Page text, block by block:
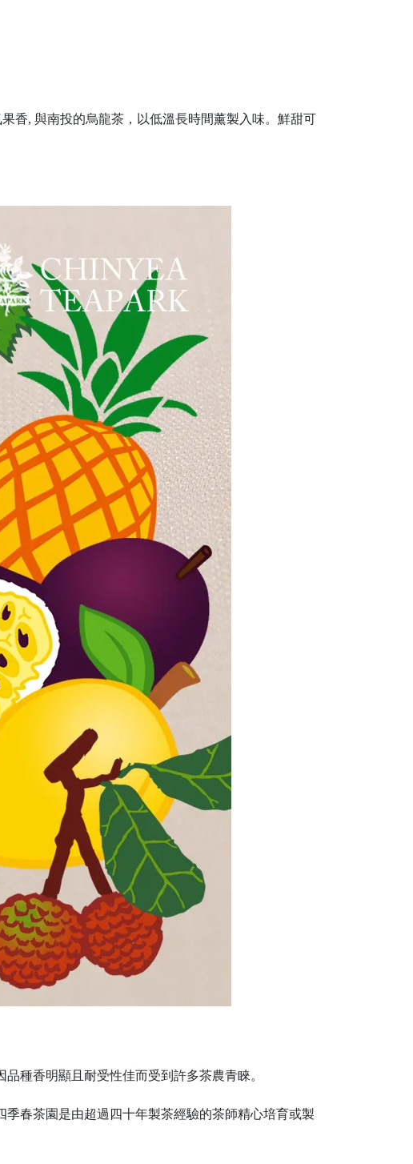
香, 與南投的烏龍茶，以低溫長時間薰製入味。鮮甜可
種香明顯且耐受性佳而受到許多茶農青睞。
春茶園是由超過四十年製茶經驗的茶師精心培育或製